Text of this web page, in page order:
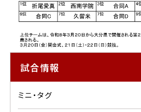
試合情報
ミニ・タグ